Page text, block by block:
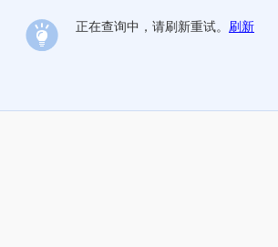
正在查询中，请刷新重试。 刷新